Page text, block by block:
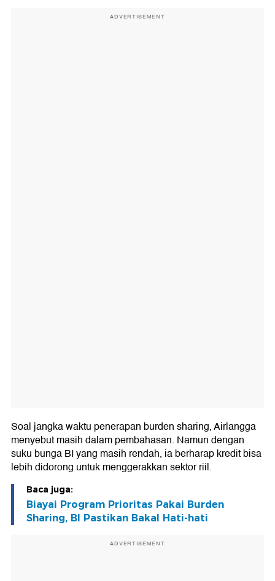
ADVERTISEMENT
Soal jangka waktu penerapan burden sharing, Airlangga
menyebut masih dalam pembahasan. Namun dengan
suku bunga BI yang masih rendah, ia berharap kredit bisa
lebih didorong untuk menggerakkan sektor riil.
Baca juga:
Biayai Program Prioritas Pakai Burden
Sharing, BI Pastikan Bakal Hati-hati
ADVERTISEMENT